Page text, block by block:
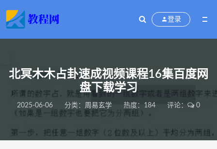
登录
北冥木木占卦速成视频课程16集百度网
盘下载学习
2025-06-06 分类： 周易玄学 热度：184 评论： 0